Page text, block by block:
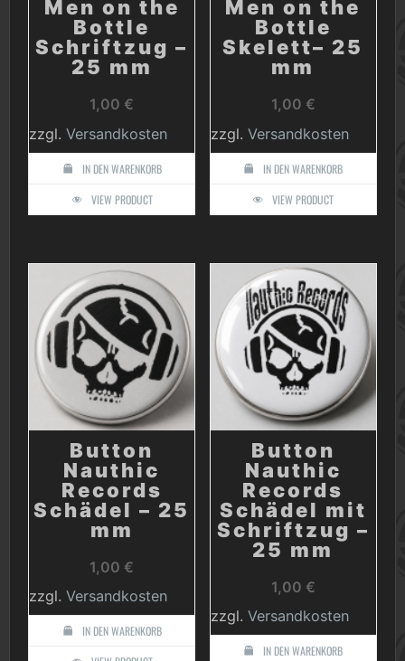
Men on the
Bottle
Schriftzug –
25 mm
1,00€
zzgl. Versandkosten
IN DEN WARENKORB
VIEW PRODUCT
Men on the
Bottle
Skelett– 25
mm
1,00 €
zzgl. Versandkosten
IN DEN WARENKORB
VIEW PRODUCT
Button
Nauthic
Records
Schädel – 25
mm
1,00€
zzgl. Versandkosten
IN DEN WARENKORB
Button
Nauthic
Records
Schädel mit
Schriftzug –
25 mm
1,00 €
zzgl. Versandkosten
IN DEN WARENKORB